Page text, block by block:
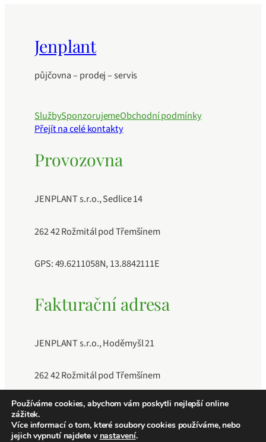
Jenplant
půjčovna – prodej – servis
SlužbySponzorujemeObchodní podmínky
Přejít na celé kontakty
Provozovna
JENPLANT s.r.o., Sedlice 14
262 42 Rožmitál pod Třemšínem
GPS: 49.6211058N, 13.8842111E
Fakturační adresa
JENPLANT s.r.o., Hoděmyšl 21
262 42 Rožmitál pod Třemšínem
IČO: 11883189, DIČ: CZ11883189, Číslo účtu:
241040409/0600
Používáme cookies, abychom vám poskytli nejlepší online
zážitek.
Více informací o tom, které soubory cookies používáme, nebo
jejich vypnutí najdete v nastavení.